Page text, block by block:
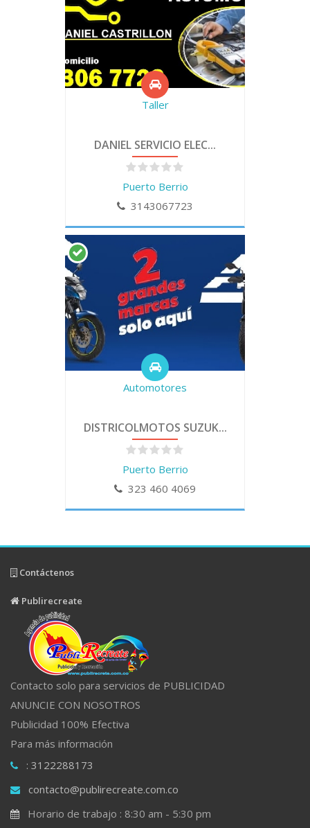
Taller
DANIEL SERVICIO ELEC...
Puerto Berrio
3143067723
Automotores
DISTRICOLMOTOS SUZUK...
Puerto Berrio
323 460 4069
Contáctenos
Publirecreate
Contacto solo para servicios de PUBLICIDAD
ANUNCIE CON NOSOTROS
Publicidad 100% Efectiva
Para más información
: 3122288173
contacto@publirecreate.com.co
Horario de trabajo : 8:30 am - 5:30 pm